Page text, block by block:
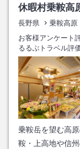
休暇村乗鞍高
長野県 乗鞍高原
お客様アンケート
るるぶトラベル評
乗鞍岳を望む高
鞍・上高地や信